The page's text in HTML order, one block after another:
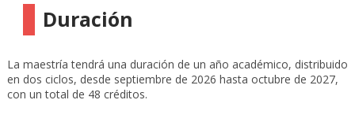
Duración
La maestría tendrá una duración de un año académico, distribuido
en dos ciclos, desde septiembre de 2026 hasta octubre de 2027,
con un total de 48 créditos.